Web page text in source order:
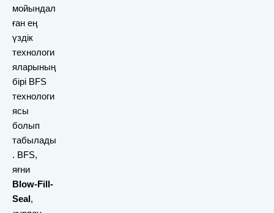
мойындал
ған ең
үздік
технологи
яларының
бірі BFS
технологи
ясы
болып
табылады
. BFS,
яғни
Blow-Fill-
Seal,